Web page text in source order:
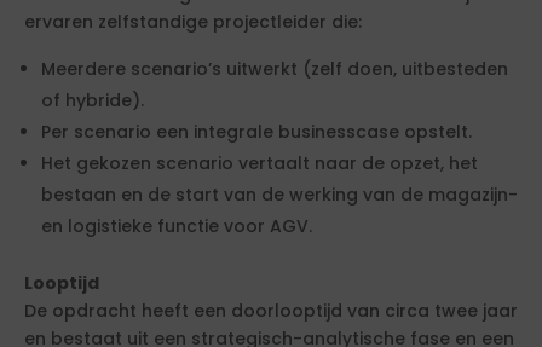
ervaren zelfstandige projectleider die:
Meerdere scenario’s uitwerkt (zelf doen, uitbesteden
of hybride).
Per scenario een integrale businesscase opstelt.
Het gekozen scenario vertaalt naar de opzet, het
bestaan en de start van de werking van de magazijn-
en logistieke functie voor AGV.
Looptijd
De opdracht heeft een doorlooptijd van circa twee jaar
en bestaat uit een strategisch-analytische fase en een